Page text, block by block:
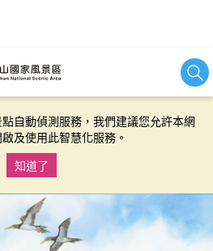
術以持續優化網站服務，並有助於為
使用本網站即表示您同意我們的
自動偵測服務，我們建議您允許本網
及使用此智慧化服務。
知道了